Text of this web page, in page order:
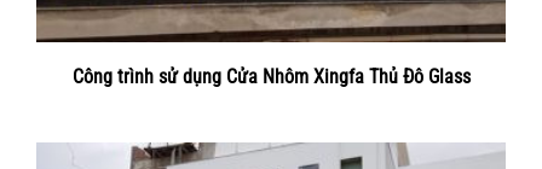
Công trình sử dụng Cửa Nhôm Xingfa Thủ Đô Glass